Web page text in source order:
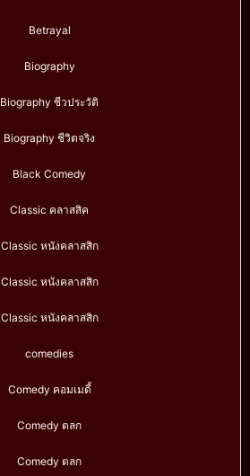
Betrayal
Biography
Biography ชีวประวัติ
Biography ชีวิตจริง
Black Comedy
Classic คลาสสิค
Classic หนังคลาสสิก
Classic หนังคลาสสิก
Classic หนังคลาสสิก
comedies
Comedy คอมเมดี้
Comedy ตลก
Comedy ตลก